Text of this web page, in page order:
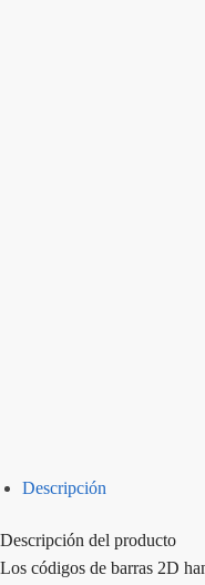
Descripción
Descripción del producto
Los códigos de barras 2D